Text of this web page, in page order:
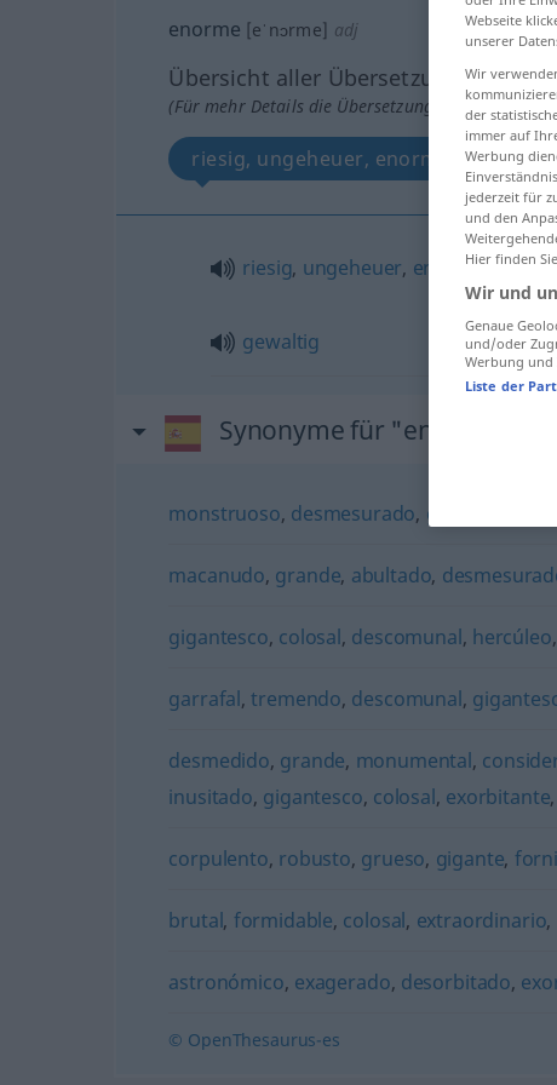
enorme [eˈnɔrme] adj
Übersicht aller Übersetzungen
(Für mehr Details die Übersetzung anklicken/
riesig, ungeheuer, enorm, gewaltig
riesig, ungeheuer, enorm
gewaltig
Synonyme für "enorme"
monstruoso, desmesurado, gigantesco
macanudo, grande, abultado,
gigantesco, colosal, descomunal, hercúleo,
garrafal,tremendo, descomunal,
desmedido, grande, monumental,
inusitado, gigantesco, colosal, exorbitante,
corpulento, robusto, grueso, gigante,
brutal, formidable, colosal, extraordinario,
astronómico, exagerado, desorbitado,
© OpenThesaurus-es
Webseite
unserer
Wir
der
immer auf
Werbung
jederzeit für
und den
Hier finden
Wir und
Genaue
und/oder
Werbung
Liste der